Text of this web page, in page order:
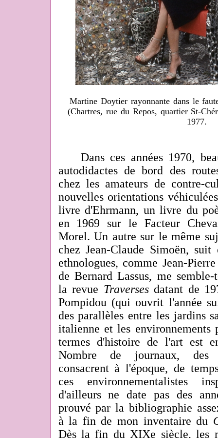
Martine Doytier rayonnante dans le
(Chartres, rue du Repos, quartier St-
1977.
Dans ces années 1970,
autodidactes de bord des
chez les amateurs de contre-
nouvelles orientations
livre d'Ehrmann, un livre du
en 1969 sur le Facteur
Morel. Un autre sur le même
chez Jean-Claude Simoën,
ethnologues, comme Jean-
de Bernard Lassus, me
la revue Traversesdatant de
Pompidou (qui ouvrit l'année
des parallèles entre les jardins
italienne et les environnements
termes d'histoire de l'art est
Nombre de journaux, des
consacrent à l'époque, de
ces environnementalistes
d'ailleurs ne date pas des
prouvé par la bibliographie
à la fin de mon inventaire du
Dès la fin du XIXe siècle, les